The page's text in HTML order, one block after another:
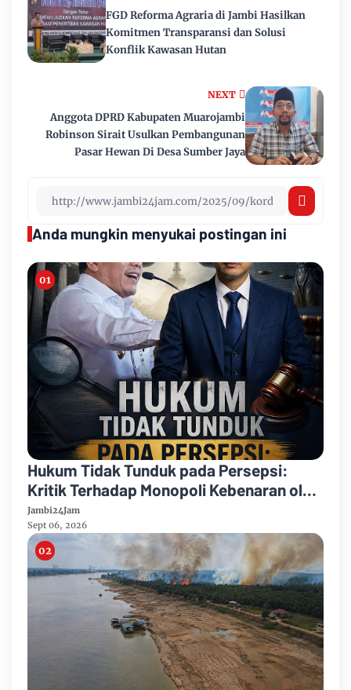
NEXT
Anggota DPRD Kabupaten Muarojambi
Robinson Sirait Usulkan Pembangunan
Pasar Hewan Di Desa Sumber Jaya
FGD Reforma Agraria di Jambi Hasilkan
Komitmen Transparansi dan Solusi
Konflik Kawasan Hutan
Anda mungkin menyukai postingan ini
Hukum Tidak Tunduk pada Persepsi:
Kritik Terhadap Monopoli Kebenaran oleh
Media dan Aktivis
Jambi24Jam
Sept 06, 2026